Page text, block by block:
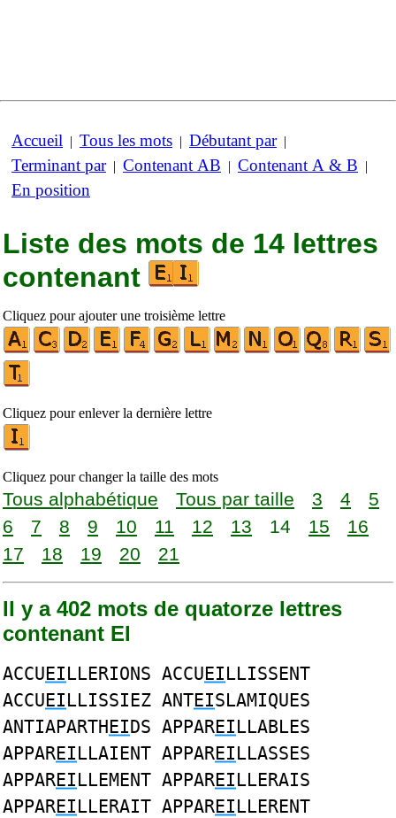
Accueil | Tous les mots | Débutant par|
Terminant par| Contenant AB | Contenant A & B |
En position
Liste des mots de 14 lettres
contenant
Cliquez pour ajouter une troisième lettre
Cliquez pour enlever la dernière lettre
Cliquez pour changer la taille des mots
Tous alphabétique Tous par taille 3 4
5
6
7 8 9 10 11 12 13 14 15
16
17
18 19 20 21
Il y a 402 mots de quatorze lettres
contenant EI
ACCUEILLERIONS ACCUEILLISSENT
ACCUEILLISSIEZ ANTEISLAMIQUES
ANTIAPARTHEIDS APPAREILLABLES
APPAREILLAIENT APPAREILLASSES
APPAREILLEMENT APPAREILLERAIS
APPAREILLERAIT APPAREILLERENT